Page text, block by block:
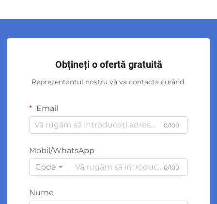
Obțineți o ofertă gratuită
Reprezentantul nostru vă va contacta curând.
Email
0/100
Mobil/WhatsApp
Code
0/100
Nume